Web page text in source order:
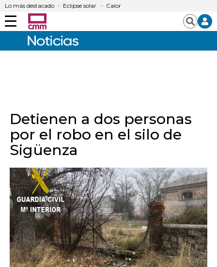
Lo más destacado Eclipse solar Calor
Menú Buscar
Detienen a dos personas
por el robo en el silo de
Sigüenza